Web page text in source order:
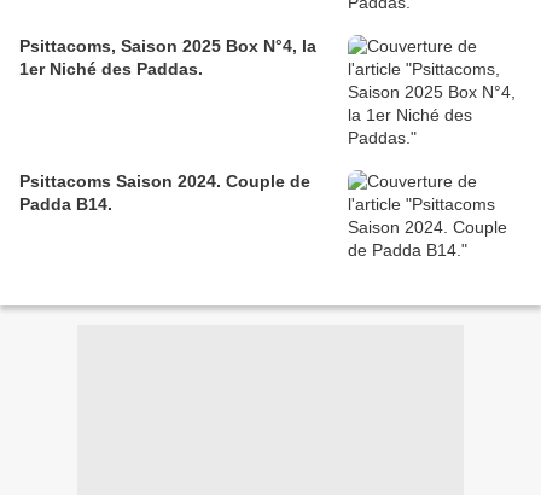
Psittacoms, Saison 2025 Box N°4, la
1er Niché des Paddas.
Psittacoms Saison 2024. Couple de
Padda B14.